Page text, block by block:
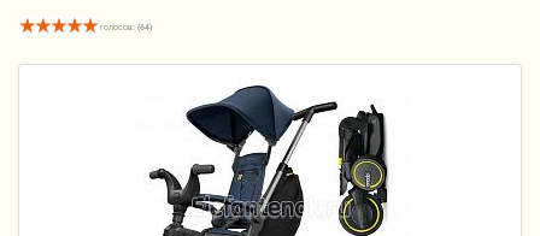
Детский транспорт
Мебель и аксессуары
Постельные принадлежности
голосов: (64)